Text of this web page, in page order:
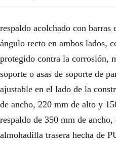
respaldo acolchado con barras
ángulo recto en ambos lados,
protegido contra la corrosión,
soporte o asas de soporte de
ajustable en el lado de la
de ancho, 220 mm de alto y
respaldo de 350 mm de
almohadilla trasera hecha de